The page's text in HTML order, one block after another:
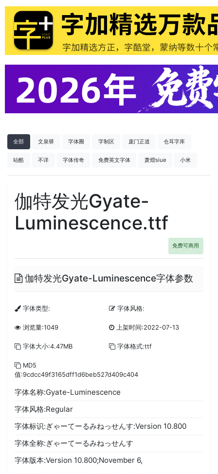
全部 文泉驿 字体圈 字制区 庞门正道 仓耳字库
站酷 不详 字体传奇 免费英文字体 萧熠siue 小米
伽特发光Gyate-
Luminescence.ttf
免费可商用
伽特发光Gyate-Luminescence字体参数
字体类型: 字体风格:
浏览量:1049 上架时间:2022-07-13
字体大小:4.47MB 字体格式:ttf
MD5
值:9cdcc49f3165dff1d6beb527d409c404
字体名称:Gyate-Luminescence
字体风格:Regular
字体标识:ぎゃーてーるみねっせんす:Version 10.800
字体全称:ぎゃーてーるみねっせんす
字体版本:Version 10.800;November 6,